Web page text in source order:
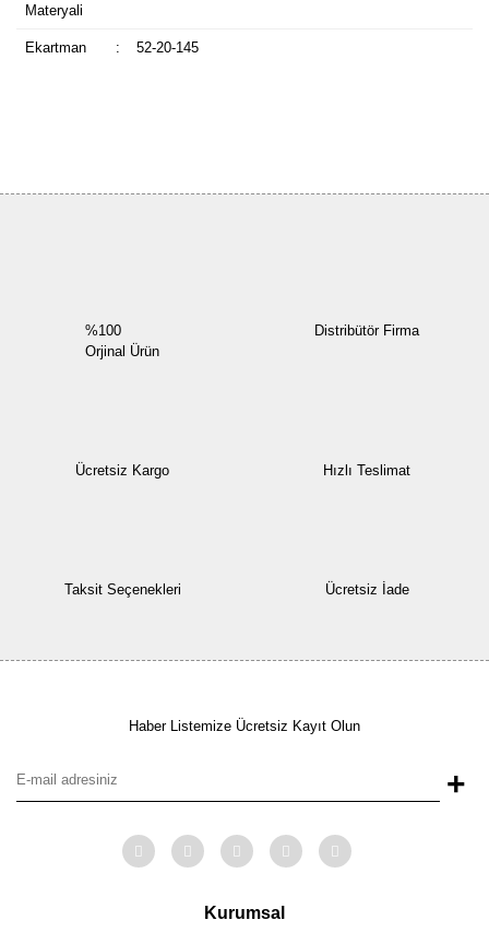
Materyali
Ekartman : 52-20-145
%100
Orjinal Ürün
Distribütör Firma
Ücretsiz Kargo Hızlı Teslimat
Taksit Seçenekleri Ücretsiz İade
Haber Listemize Ücretsiz Kayıt Olun
+
Kurumsal